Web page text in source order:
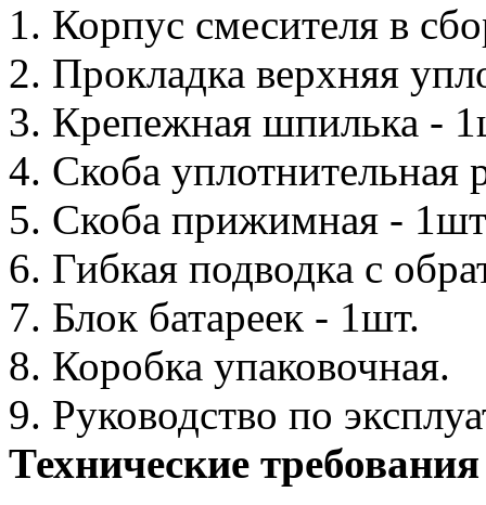
1. Корпус смесителя в
2. Прокладка верхняя
3. Крепежная шпилька -
4. Скоба уплотнительная
5. Скоба прижимная -
6. Гибкая подводка с
7. Блок батареек - 1шт.
8. Коробка упаковочная.
9. Руководство по
Технические требования